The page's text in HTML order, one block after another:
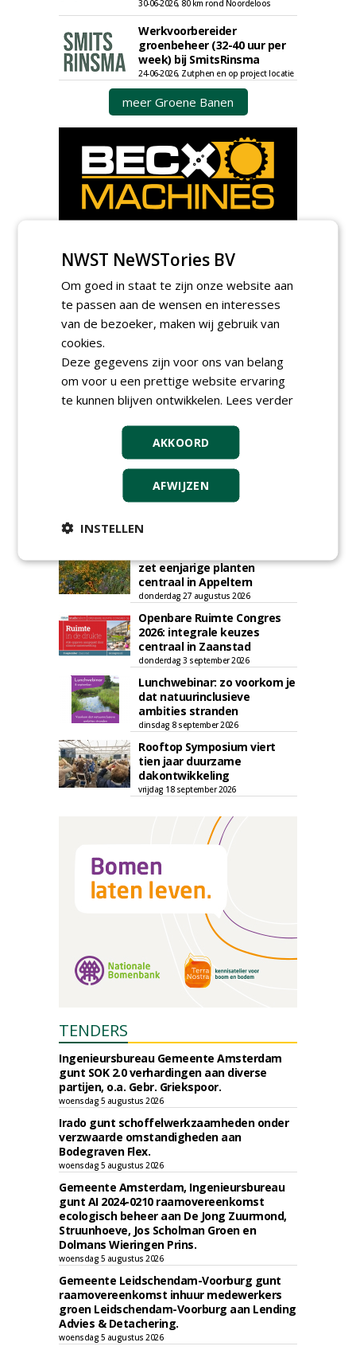
30-06-2026, 80 km rond Noordeloos
Werkvoorbereider
groenbeheer (32-40 uur per
week) bij SmitsRinsma
24-06-2026, Zutphen en op project locatie
meer Groene Banen
plaatsen via zijn eigen account.
Plaats een gratis advertentie
AGENDA
Roadshow over
GreentoColour en Heem in
woensdag 12 augustus 2026
zet eenjarige planten
centraal in Appeltern
donderdag 27 augustus 2026
Openbare Ruimte Congres
2026: integrale keuzes
centraal in Zaanstad
donderdag 3 september 2026
Lunchwebinar: zo voorkom je
dat natuurinclusieve
ambities stranden
dinsdag 8 september 2026
Rooftop Symposium viert
tien jaar duurzame
dakontwikkeling
vrijdag 18 september 2026
TENDERS
Ingenieursbureau Gemeente Amsterdam
gunt SOK 2.0 verhardingen aan diverse
partijen, o.a. Gebr. Griekspoor.
woensdag 5 augustus 2026
Irado gunt schoffelwerkzaamheden onder
verzwaarde omstandigheden aan
Bodegraven Flex.
woensdag 5 augustus 2026
Gemeente Amsterdam, Ingenieursbureau
gunt AI 2024-0210 raamovereenkomst
ecologisch beheer aan De Jong Zuurmond,
Struunhoeve, Jos Scholman Groen en
Dolmans Wieringen Prins.
woensdag 5 augustus 2026
Gemeente Leidschendam-Voorburg gunt
raamovereenkomst inhuur medewerkers
groen Leidschendam-Voorburg aan Lending
Advies & Detachering.
woensdag 5 augustus 2026
NWST NeWSTories BV
Om goed in staat te zijn onze website aan
te passen aan de wensen en interesses
van de bezoeker, maken wij gebruik van
cookies.
Deze gegevens zijn voor ons van belang
om voor u een prettige website ervaring
te kunnen blijven ontwikkelen. Lees verder
AKKOORD
AFWIJZEN
INSTELLEN